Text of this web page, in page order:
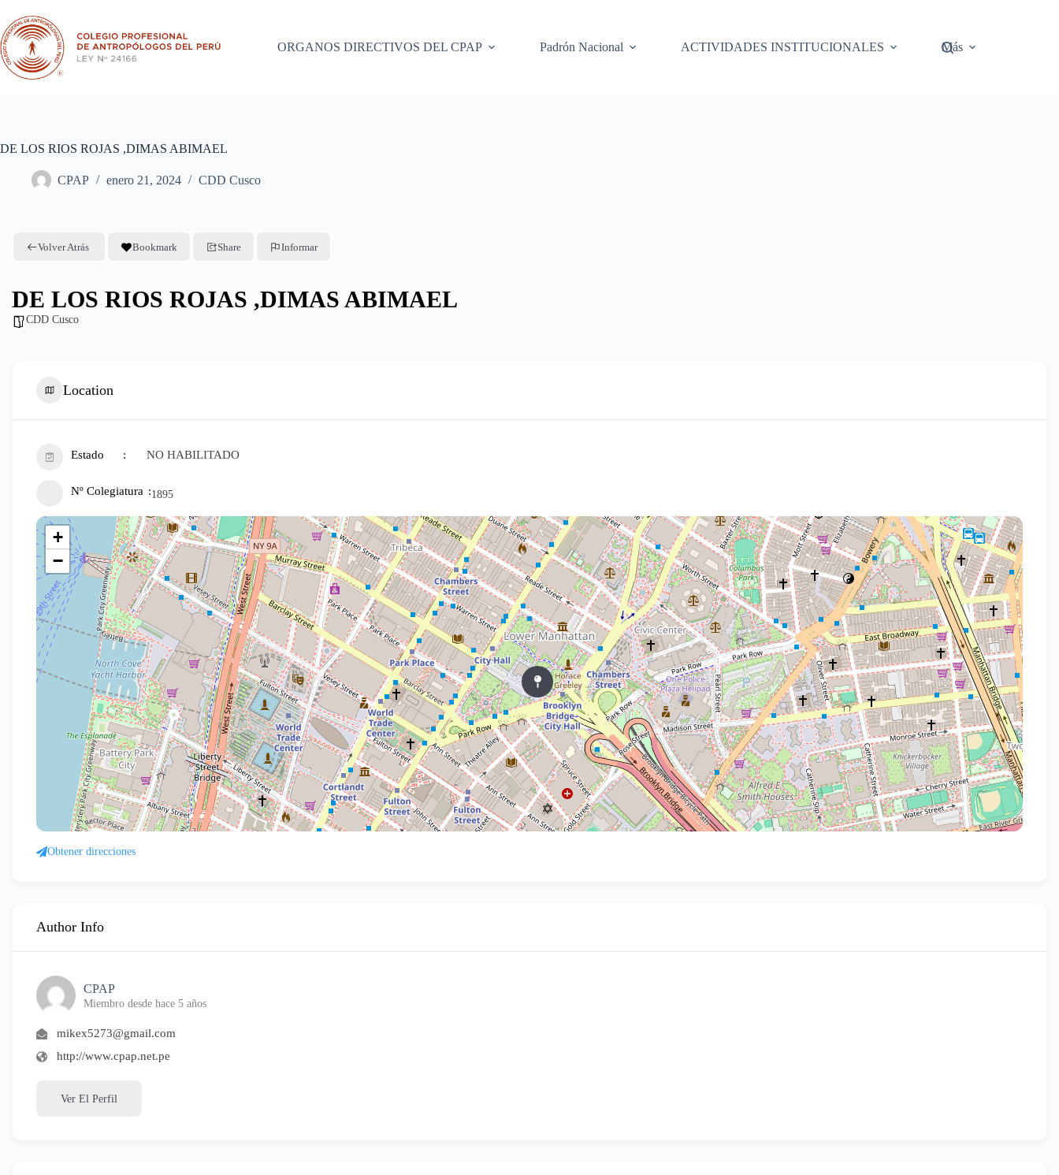
contenido
ORGANOS DIRECTIVOS DEL CPAP
Padrón Nacional ACTIVIDADES INSTITUCIONALES Más
DE LOS RIOS ROJAS ,DIMAS ABIMAEL
CPAP enero 21, 2024 CDD Cusco
Volver Atrás Bookmark Share Informar
DE LOS RIOS ROJAS ,DIMAS ABIMAEL
CDD Cusco
Location
Estado NO HABILITADO
Nº Colegiatura 1895
+
−
Obtener direcciones
Author Info
CPAP
Miembro desde hace 5 años
mikex5273@gmail.com
http://www.cpap.net.pe
Ver El Perfil